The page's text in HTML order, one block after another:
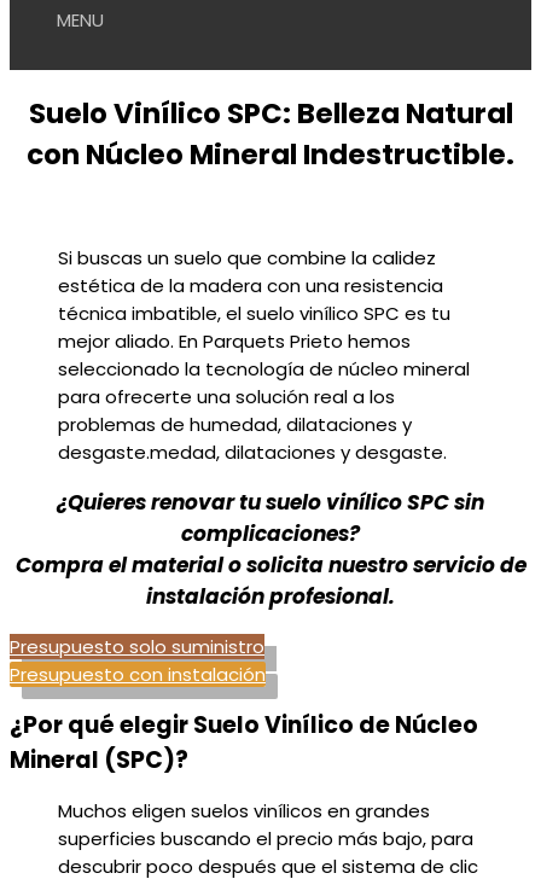
Suelo Vinílico SPC: Belleza Natural
con Núcleo Mineral Indestructible.
Si buscas un suelo que combine la calidez
estética de la madera con una resistencia
técnica imbatible, el suelo vinílico SPC es tu
mejor aliado. En Parquets Prieto hemos
seleccionado la tecnología de núcleo mineral
para ofrecerte una solución real a los
problemas de humedad, dilataciones y
desgaste.medad, dilataciones y desgaste.
¿Quieres renovar tu suelo vinílico SPC sin
complicaciones?
Compra el material o solicita nuestro servicio de
instalación profesional.
Presupuesto solo suministro
Presupuesto con instalación
¿Por qué elegir Suelo Vinílico de Núcleo
Mineral (SPC)?
Muchos eligen suelos vinílicos en grandes
superficies buscando el precio más bajo, para
descubrir poco después que el sistema de clic